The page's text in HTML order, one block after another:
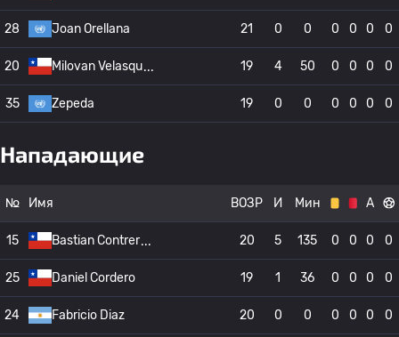
28 Joan Orellana 21 0 0 0 0 0 0
20 Milovan Velasqu 19 4 50 0 0 0 0
35 Zepeda 19 0 0 0 0 0 0
Нападающие
№ Имя ВОЗР И Мин А
15 Bastian Contrer 20 5 135 0 0 0 0
25 Daniel Cordero 19 1 36 0 0 0 0
24 Fabricio Diaz 20 0 0 0 0 0 0